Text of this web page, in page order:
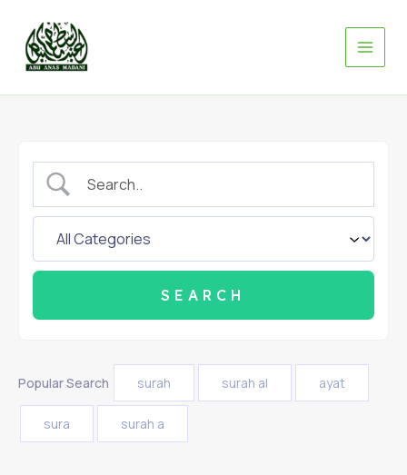
content
Popular Search surah surah al ayat
sura surah a